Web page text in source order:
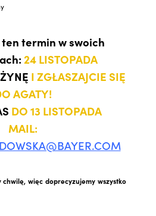
termin w swoich
24 LISTOPADA
I ZGŁASZAJCIE SIĘ
AGATY!
DO 13 LISTOPADA
MAIL:
chwilę, więc doprecyzujemy wszystko